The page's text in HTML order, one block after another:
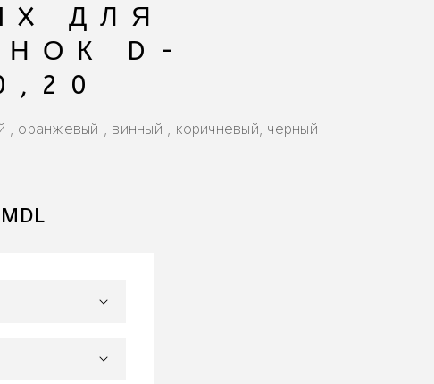
ДЛЯ
D-
оранжевый , винный , коричневый, черный
MDL